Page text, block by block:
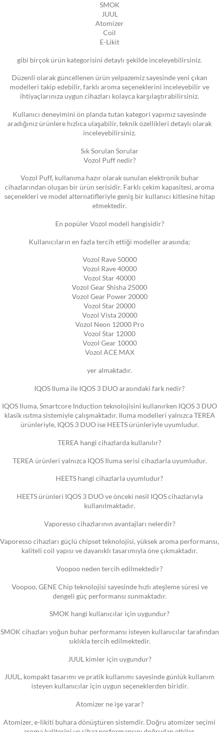
SMOK
JUUL
Atomizer
Coil
E-Likit
gibi birçok ürün kategorisini detaylı şekilde inceleyebilirsiniz.
Düzenli olarak güncellenen ürün yelpazemiz sayesinde yeni çıkan
modelleri takip edebilir, farklı aroma seçeneklerini inceleyebilir ve
ihtiyaçlarınıza uygun cihazları kolayca karşılaştırabilirsiniz.
Kullanıcı deneyimini ön planda tutan kategori yapımız sayesinde
aradığınız ürünlere hızlıca ulaşabilir, teknik özellikleri detaylı olarak
inceleyebilirsiniz.
Sık Sorulan Sorular
Vozol Puff nedir?
Vozol Puff, kullanıma hazır olarak sunulan elektronik buhar
cihazlarından oluşan bir ürün serisidir. Farklı çekim kapasitesi, aroma
seçenekleri ve model alternatifleriyle geniş bir kullanıcı kitlesine hitap
etmektedir.
En popüler Vozol modeli hangisidir?
Kullanıcıların en fazla tercih ettiği modeller arasında;
Vozol Rave 50000
Vozol Rave 40000
Vozol Star 40000
Vozol Gear Shisha 25000
Vozol Gear Power 20000
Vozol Star 20000
Vozol Vista 20000
Vozol Neon 12000 Pro
Vozol Star 12000
Vozol Gear 10000
Vozol ACE MAX
yer almaktadır.
IQOS Iluma ile IQOS 3 DUO arasındaki fark nedir?
IQOS Iluma, Smartcore Induction teknolojisini kullanırken IQOS 3 DUO
klasik ısıtma sistemiyle çalışmaktadır. Iluma modelleri yalnızca TEREA
ürünleriyle, IQOS 3 DUO ise HEETS ürünleriyle uyumludur.
TEREA hangi cihazlarda kullanılır?
TEREA ürünleri yalnızca IQOS Iluma serisi cihazlarla uyumludur.
HEETS hangi cihazlarla uyumludur?
HEETS ürünleri IQOS 3 DUO ve önceki nesil IQOS cihazlarıyla
kullanılmaktadır.
Vaporesso cihazlarının avantajları nelerdir?
Vaporesso cihazları güçlü chipset teknolojisi, yüksek aroma performansı,
kaliteli coil yapısı ve dayanıklı tasarımıyla öne çıkmaktadır.
Voopoo neden tercih edilmektedir?
Voopoo, GENE Chip teknolojisi sayesinde hızlı ateşleme süresi ve
dengeli güç performansı sunmaktadır.
SMOK hangi kullanıcılar için uygundur?
SMOK cihazları yoğun buhar performansı isteyen kullanıcılar tarafından
sıklıkla tercih edilmektedir.
JUUL kimler için uygundur?
JUUL, kompakt tasarımı ve pratik kullanımı sayesinde günlük kullanım
isteyen kullanıcılar için uygun seçeneklerden biridir.
Atomizer ne işe yarar?
Atomizer, e-likiti buhara dönüştüren sistemdir. Doğru atomizer seçimi